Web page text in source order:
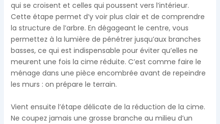
qui se croisent et celles qui poussent vers l’intérieur.
Cette étape permet d’y voir plus clair et de comprendre
la structure de l’arbre. En dégageant le centre, vous
permettez à la lumière de pénétrer jusqu’aux branches
basses, ce qui est indispensable pour éviter qu’elles ne
meurent une fois la cime réduite. C’est comme faire le
ménage dans une pièce encombrée avant de repeindre
les murs : on prépare le terrain.
Vient ensuite l’étape délicate de la réduction de la cime.
Ne coupez jamais une grosse branche au milieu d’un